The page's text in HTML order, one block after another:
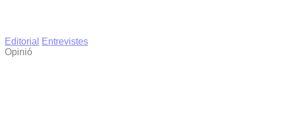
Editorial
Entrevistes
Opinió